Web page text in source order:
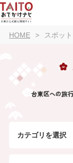
HOME スポッ
台東区への旅
カテゴリを選択